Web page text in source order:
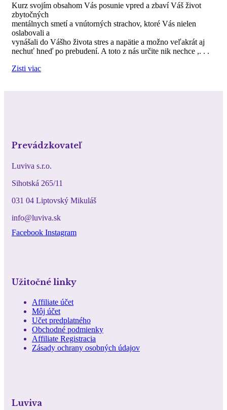
Kurz svojím obsahom Vás posunie vpred a zbaví Váš život
zbytočných
mentálnych smetí a vnútorných strachov, ktoré Vás nielen
oslabovali a
vynášali do Vášho života stres a napätie a možno veľakrát aj
nechuť hneď po prebudení. A toto z nás určite nik nechce ,. . .
Zisti viac
Prevádzkovateľ
Luviva s.r.o.
Sihotská 265/11
031 04 Liptovský Mikuláš
info@luviva.sk
Facebook Instagram
Užitočné linky
Affiliate účet
Môj účet
Učet predplatného
Obchodné podmienky
Affiliate Registracia
Zásady ochrany osobných údajov
Luviva